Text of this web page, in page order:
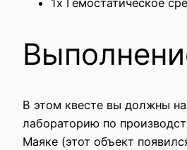
В этом квесте вы должны
лабораторию по
Маяке (этот объект